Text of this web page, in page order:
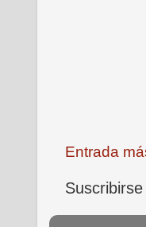
Entrada
Suscribirse